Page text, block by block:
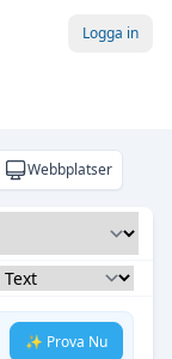
Logga in
Webbplatser
✨ Prova Nu